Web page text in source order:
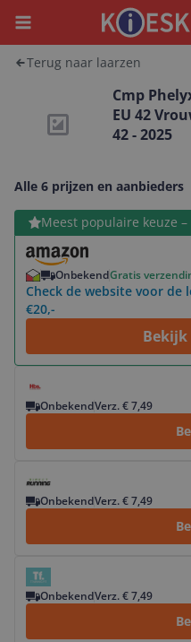
Menu
Terug naar laarzen
Cmp
EU 42
42 - 2025
Alle 6 prijzen en aanbieders
Meest populaire keuze
OnbekendGratis
Check de website voor
€20,-
Bekijk product
OnbekendVerz. € 7,49
OnbekendVerz. € 7,49
OnbekendVerz. € 7,49
Bekijk product